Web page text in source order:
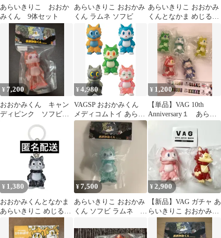
あらいきりこ おおか
みくん 9体セット
あらいきりこ おおかみ
くん ラムネ ソフビ
あらいきりこ おおかみ
くんとなかま めじるし
プリート
¥ 7,200
おおかみくん キャン
ディピンク ソフビ
あらいきりこ
¥4,980
VAGSP おおかみくん
メディコムトイ あらい
きりこ
¥ 1,200
【単品】VAG 10th
Anniversary１ あらい
きりこ おおかみくん
ライトグリーン クリア
レッド クリアイエロ
ー
¥ 1,380
おおかみくんとなかま
あらいきりこ めじるし
¥7,500
あらいきりこ おおかみ
くん ソフビ ラムネ 新
¥2,900
【新品】VAG ガチャ あ
らいきりこ おおかみく
ん レッド ピンク 2点